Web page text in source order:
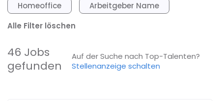
Homeoffice
Arbeitgeber Name
Alle Filter löschen
46 Jobs
gefunden
Auf der Suche nach Top-Talenten?
Stellenanzeige schalten